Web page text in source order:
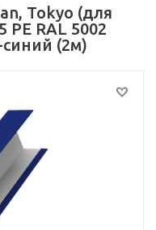
Tokyo (для
PE RAL 5002
(2м)